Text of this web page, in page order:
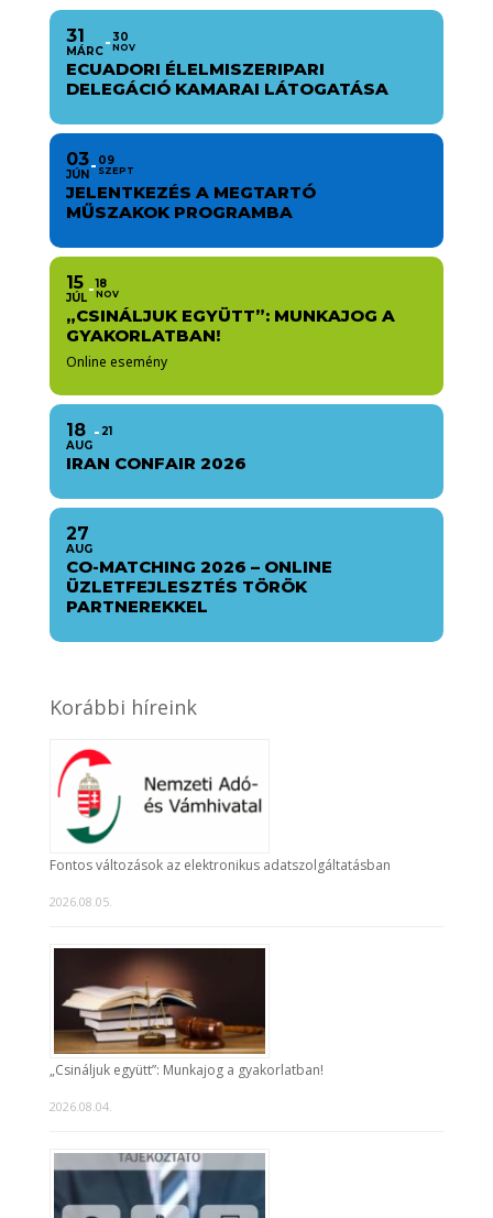
31
MÁRC
30
NOV
ECUADORI ÉLELMISZERIPARI
DELEGÁCIÓ KAMARAI LÁTOGATÁSA
03
JÚN
09
SZEPT
JELENTKEZÉS A MEGTARTÓ
MŰSZAKOK PROGRAMBA
15
JÚL
18
NOV
„CSINÁLJUK EGYÜTT”: MUNKAJOG A
GYAKORLATBAN!
Online esemény
18
AUG
21
IRAN CONFAIR 2026
27
AUG
CO-MATCHING 2026 – ONLINE
ÜZLETFEJLESZTÉS TÖRÖK
PARTNEREKKEL
Korábbi híreink
Fontos változások az elektronikus adatszolgáltatásban
2026.08.05.
„Csináljuk együtt”: Munkajog a gyakorlatban!
2026.08.04.